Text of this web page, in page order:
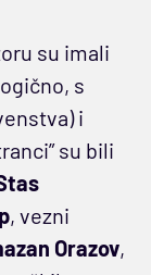
su imali
s
i
su bili
, vezni
Orazov,